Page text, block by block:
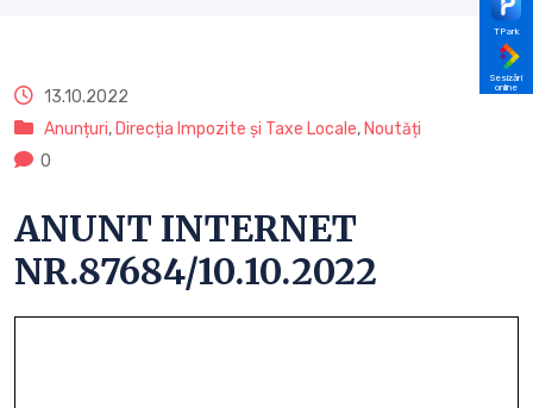
13.10.2022
Anunțuri, Direcția Impozite și Taxe Locale, Noutăți
0
ANUNT INTERNET
NR.87684/10.10.2022
TPark
Sesizări
online